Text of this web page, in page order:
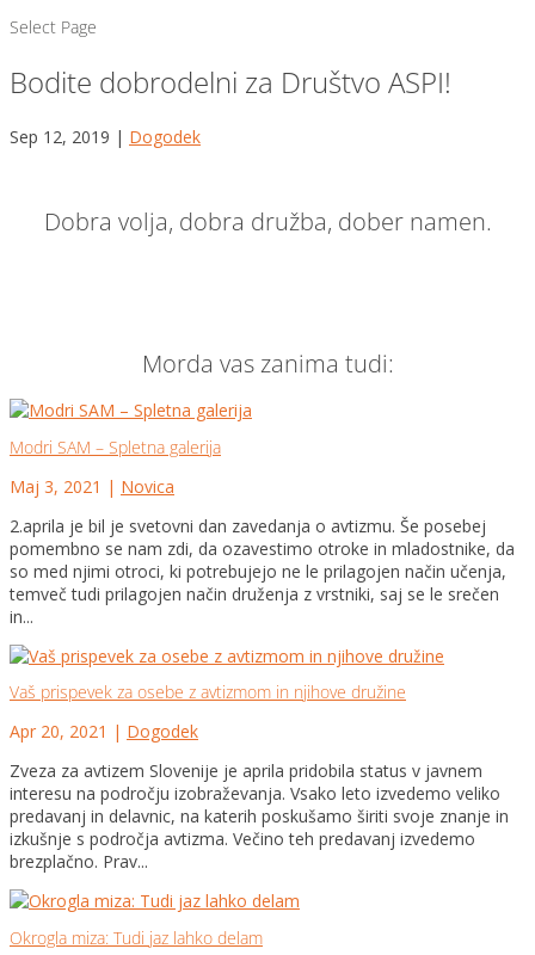
Select Page
Bodite dobrodelni za Društvo ASPI!
Sep 12, 2019 | Dogodek
Dobra volja, dobra družba, dober namen.
Morda vas zanima tudi:
Modri SAM – Spletna galerija
Maj 3, 2021 | Novica
2.aprila je bil je svetovni dan zavedanja o avtizmu. Še posebej
pomembno se nam zdi, da ozavestimo otroke in mladostnike, da
so med njimi otroci, ki potrebujejo ne le prilagojen način učenja,
temveč tudi prilagojen način druženja z vrstniki, saj se le srečen
in...
Vaš prispevek za osebe z avtizmom in njihove družine
Apr 20, 2021 | Dogodek
Zveza za avtizem Slovenije je aprila pridobila status v javnem
interesu na področju izobraževanja. Vsako leto izvedemo veliko
predavanj in delavnic, na katerih poskušamo širiti svoje znanje in
izkušnje s področja avtizma. Večino teh predavanj izvedemo
brezplačno. Prav...
Okrogla miza: Tudi jaz lahko delam